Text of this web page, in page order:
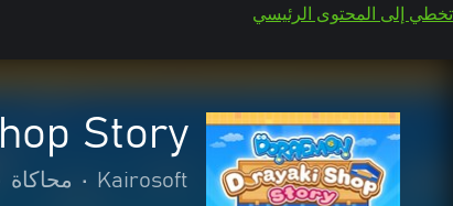
تخطي إلى المحتوى الرئيسي
Story
Kairosoft
• محاكاة